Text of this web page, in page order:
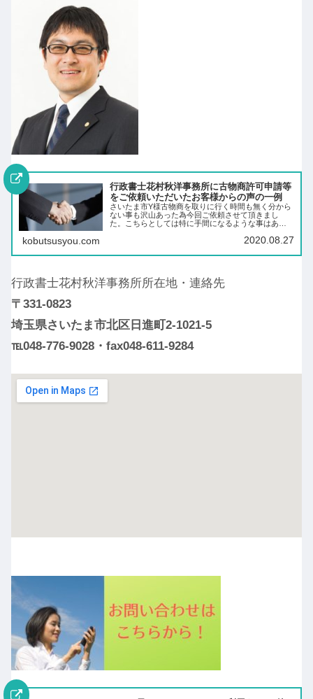
行政書士花村秋洋事務所に古物商許可申請等
をご依頼いただいたお客様からの声の一例
さいたま市Y様古物商を取りに行く時間も無く分から
ない事も沢山あった為今回ご依頼させて頂きまし
た。こちらとしては特に手間になるような事はあり
ていました。親切丁寧にご対応をしていただき本当
kobutsusyou.com 2020.08.27
行政書士花村秋洋事務所所在地・連絡先
〒331-0823
埼玉県さいたま市北区日進町2-1021-5
℡048-776-9028・fax048-611-9284